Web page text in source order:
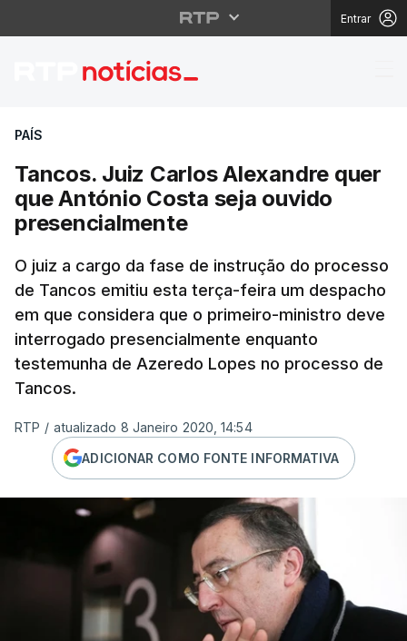
Entrar
Tancos. Juiz Carlos
PAÍS
Tancos. Juiz Carlos Alexandre quer
que António Costa seja ouvido
presencialmente
O juiz a cargo da fase de instrução do processo
de Tancos emitiu esta terça-feira um despacho
em que considera que o primeiro-ministro deve
interrogado presencialmente enquanto
testemunha de Azeredo Lopes no processo de
Tancos.
RTP / atualizado 8 Janeiro 2020, 14:54
ADICIONAR COMO FONTE INFORMATIVA